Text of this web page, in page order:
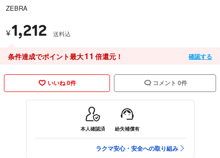
ZEBRA
¥1,212 送料込
条件達成でポイント最大11 倍還元！ 確認する
いいね 0件 コメント 0件
本人確認済 紛失補償有
ラクマ安心・安全への取り組み